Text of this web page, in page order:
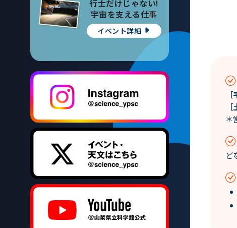
＊
ど
行士だけじゃない!
宇宙を支える仕事
イベント詳細